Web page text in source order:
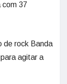
com 37
de rock Banda
agitar a